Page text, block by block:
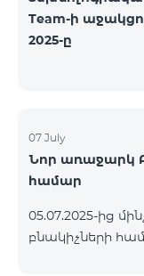
Team-ի
2025-ը
07 July
Նոր առաջարկ
համար
05.07.2025-ից
բնակիչների